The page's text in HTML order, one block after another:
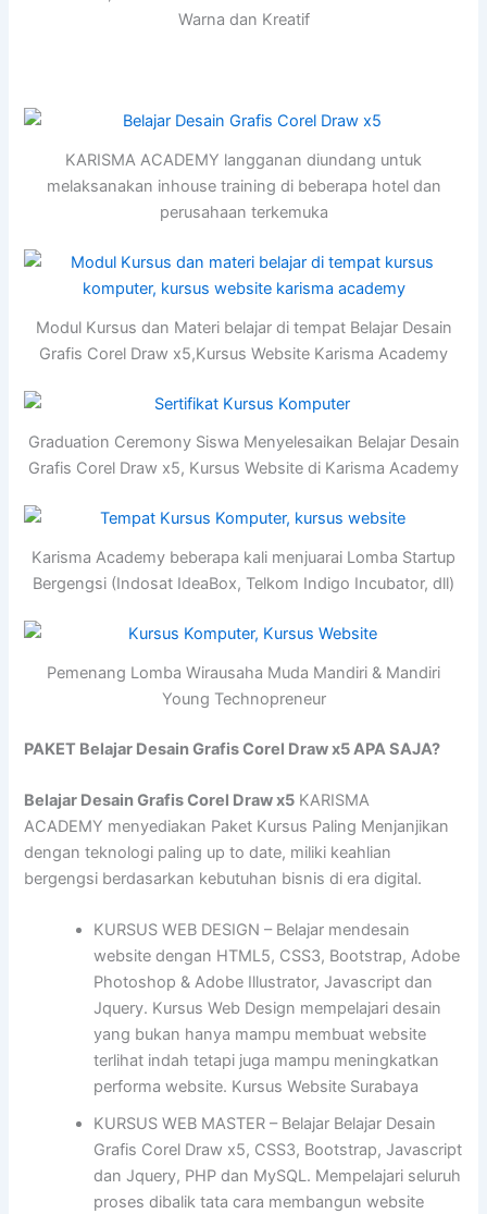
Warna dan Kreatif
KARISMA ACADEMY langganan diundang untuk
melaksanakan inhouse training di beberapa hotel dan
perusahaan terkemuka
Modul Kursus dan Materi belajar di tempat Belajar Desain
Grafis Corel Draw x5,Kursus Website Karisma Academy
Graduation Ceremony Siswa Menyelesaikan Belajar Desain
Grafis Corel Draw x5, Kursus Website di Karisma Academy
Karisma Academy beberapa kali menjuarai Lomba Startup
Bergengsi (Indosat IdeaBox, Telkom Indigo Incubator, dll)
Pemenang Lomba Wirausaha Muda Mandiri & Mandiri
Young Technopreneur
PAKET Belajar Desain Grafis Corel Draw x5 APA SAJA?
Belajar Desain Grafis Corel Draw x5 KARISMA
ACADEMY menyediakan Paket Kursus Paling Menjanjikan
dengan teknologi paling up to date, miliki keahlian
bergengsi berdasarkan kebutuhan bisnis di era digital.
KURSUS WEB DESIGN – Belajar mendesain
website dengan HTML5, CSS3, Bootstrap, Adobe
Photoshop & Adobe Illustrator, Javascript dan
Jquery. Kursus Web Design mempelajari desain
yang bukan hanya mampu membuat website
terlihat indah tetapi juga mampu meningkatkan
performa website. Kursus Website Surabaya
KURSUS WEB MASTER – Belajar Belajar Desain
Grafis Corel Draw x5, CSS3, Bootstrap, Javascript
dan Jquery, PHP dan MySQL. Mempelajari seluruh
proses dibalik tata cara membangun website